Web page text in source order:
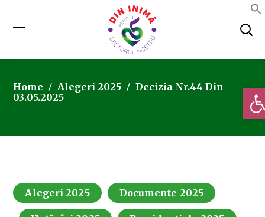
Home Alegeri 2025
Decizia Nr.44 Din
03.05.2025
Alegeri 2025 Documente 2025